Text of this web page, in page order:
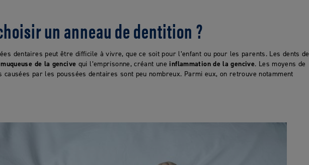
un anneau de dentition ?
dentaires peut être difficile à vivre, que ce soit pour l’enfant ou pour les parents. Les dents de
de la gencive qui l’emprisonne, créant une inflammation de la gencive. Les moyens de
par les poussées dentaires sont peu nombreux. Parmi eux, on retrouve notamment